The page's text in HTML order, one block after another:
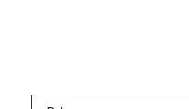
Hoppa till produktsidan
Lista över produkter